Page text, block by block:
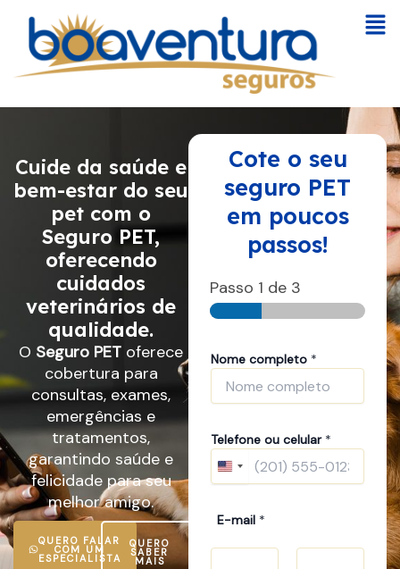
conteúdo
Cuide da saúde e
bem-estar do seu
pet com o
Seguro PET,
oferecendo
cuidados
veterinários de
qualidade.
O Seguro PET oferece
cobertura para
consultas, exames,
emergências e
tratamentos,
garantindo saúde e
felicidade para seu
melhor amigo.
QUERO FALAR
COM UM
ESPECIALISTA
QUERO
SABER
MAIS
Cote o seu
seguro PET
em poucos
passos!
Passo 1 de 3
e
T
p
o
Nome completo *
Telefone ou celular *
U
E-mail *